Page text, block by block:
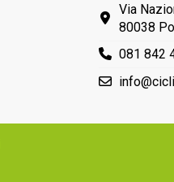
Via
80038
081 842